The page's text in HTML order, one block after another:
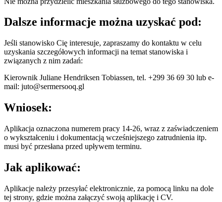
Dalsze informacje można uzyskać pod:
Jeśli stanowisko Cię interesuje, zapraszamy do kontaktu w celu
uzyskania szczegółowych informacji na temat stanowiska i
związanych z nim zadań:
Kierownik Juliane Hendriksen Tobiassen, tel. +299 36 69 30 lub e-
mail: juto@sermersooq.gl
Wniosek:
Aplikacja oznaczona numerem pracy 14-26, wraz z zaświadczeniem
o wykształceniu i dokumentacją wcześniejszego zatrudnienia itp.
musi być przesłana przed upływem terminu.
Jak aplikować:
Aplikacje należy przesyłać elektronicznie, za pomocą linku na dole
tej strony, gdzie można załączyć swoją aplikację i CV.